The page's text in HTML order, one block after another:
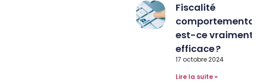
Fiscalité
comportementale :
est-ce vraiment
efficace ?
17 octobre 2024
Lire la suite »